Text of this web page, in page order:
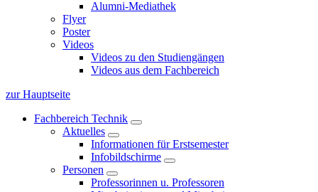
Alumni-Mediathek
Flyer
Poster
Videos
Videos zu den Studiengängen
Videos aus dem Fachbereich
zur Hauptseite
Fachbereich Technik
Aktuelles
Informationen für Erstsemester
Infobildschirme
Personen
Professorinnen u. Professoren